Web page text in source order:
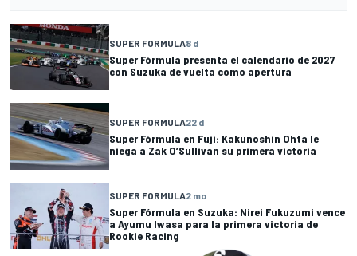
SUPER FORMULA8 d
Super Fórmula presenta el calendario de 2027
con Suzuka de vuelta como apertura
SUPER FORMULA22 d
Super Fórmula en Fuji: Kakunoshin Ohta le
niega a Zak O’Sullivan su primera victoria
SUPER FORMULA2 mo
Super Fórmula en Suzuka: Nirei Fukuzumi vence
a Ayumu Iwasa para la primera victoria de
Rookie Racing